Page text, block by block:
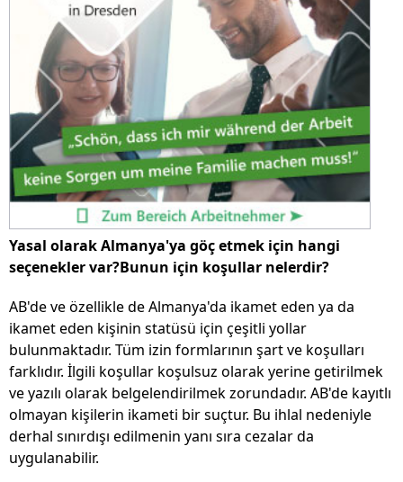
Yasal olarak Almanya'ya göç etmek için hangi
seçenekler var?Bunun için koşullar nelerdir?
AB'de ve özellikle de Almanya'da ikamet eden ya da
ikamet eden kişinin statüsü için çeşitli yollar
bulunmaktadır. Tüm izin formlarının şart ve koşulları
farklıdır. İlgili koşullar koşulsuz olarak yerine getirilmek
ve yazılı olarak belgelendirilmek zorundadır. AB'de kayıtlı
olmayan kişilerin ikameti bir suçtur. Bu ihlal nedeniyle
derhal sınırdışı edilmenin yanı sıra cezalar da
uygulanabilir.